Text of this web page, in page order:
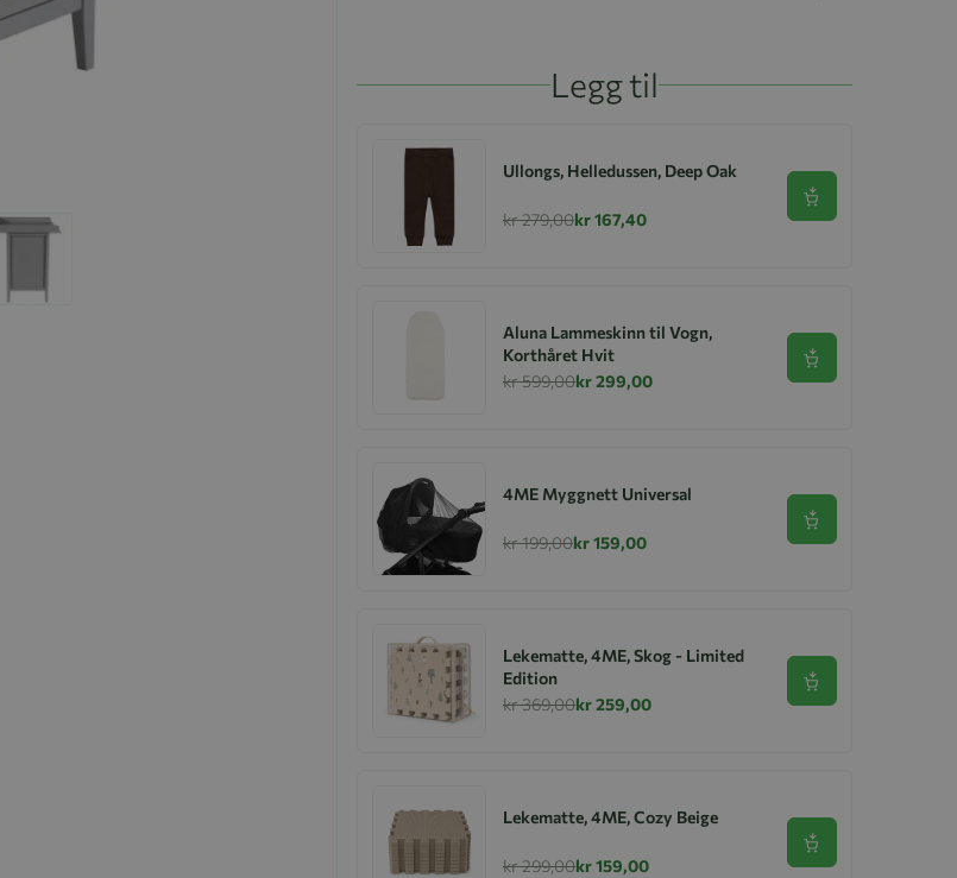
Legg til
Ullongs, Helledussen, Deep Oak
kr 279,00kr 167,40
Se produkt
Aluna Lammeskinn til Vogn,
Korthåret Hvit
kr 599,00kr 299,00
Se produkt
4ME Myggnett Universal
kr 199,00kr 159,00
Se produkt
Lekematte, 4ME, Skog - Limited
Edition
kr 369,00kr 259,00
Se produkt
Lekematte, 4ME, Cozy Beige
kr 299,00kr 159,00
Se produkt